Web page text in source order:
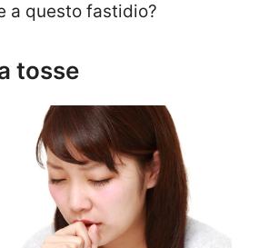
a questo fastidio?
tosse